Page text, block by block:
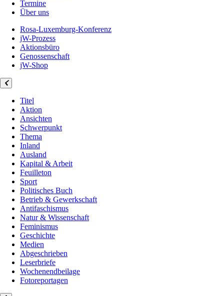
Termine
Über uns
Rosa-Luxemburg-Konferenz
jW-Prozess
Aktionsbüro
Genossenschaft
jW-Shop
Titel
Aktion
Ansichten
Schwerpunkt
Thema
Inland
Ausland
Kapital & Arbeit
Feuilleton
Sport
Politisches Buch
Betrieb & Gewerkschaft
Antifaschismus
Natur & Wissenschaft
Feminismus
Geschichte
Medien
Abgeschrieben
Leserbriefe
Wochenendbeilage
Fotoreportagen